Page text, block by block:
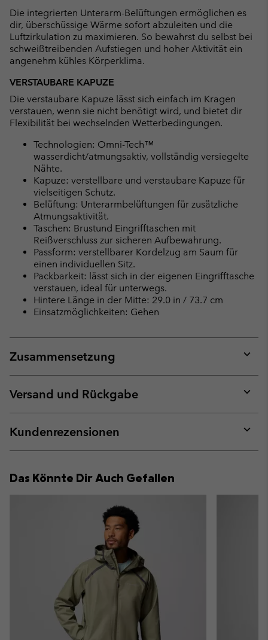
Die integrierten Unterarm-Belüftungen ermöglichen es
dir, überschüssige Wärme sofort abzuleiten und die
Luftzirkulation zu maximieren. So bewahrst du selbst bei
schweißtreibenden Aufstiegen und hoher Aktivität ein
angenehm kühles Körperklima.
VERSTAUBARE KAPUZE
Die verstaubare Kapuze lässt sich einfach im Kragen
verstauen, wenn sie nicht benötigt wird, und bietet dir
Flexibilität bei wechselnden Wetterbedingungen.
Technologien: Omni-Tech™
wasserdicht/atmungsaktiv, vollständig versiegelte
Nähte.
Kapuze: verstellbare und verstaubare Kapuze für
vielseitigen Schutz.
Belüftung: Unterarmbelüftungen für zusätzliche
Atmungsaktivität.
Taschen: Brustund Eingrifftaschen mit
Reißverschluss zur sicheren Aufbewahrung.
Passform: verstellbarer Kordelzug am Saum für
einen individuellen Sitz.
Packbarkeit: lässt sich in der eigenen Eingrifftasche
verstauen, ideal für unterwegs.
Hintere Länge in der Mitte: 29.0 in / 73.7 cm
Einsatzmöglichkeiten: Gehen
Zusammensetzung
or
Versand und Rückgabe
or
Kundenrezensionen
or
Das Könnte Dir Auch Gefallen